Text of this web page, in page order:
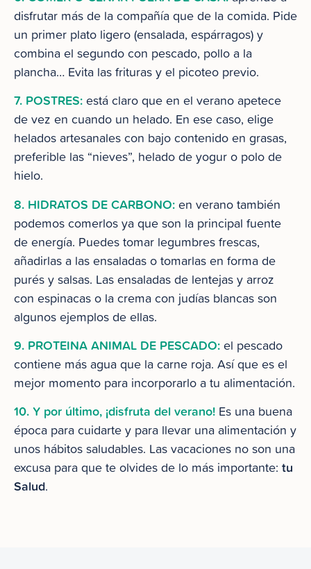
disfrutar más de la compañía que de la comida. Pide
un primer plato ligero (ensalada, espárragos) y
combina el segundo con pescado, pollo a la
plancha… Evita las frituras y el picoteo previo.
7. POSTRES: está claro que en el verano apetece
de vez en cuando un helado. En ese caso, elige
helados artesanales con bajo contenido en grasas,
preferible las “nieves”, helado de yogur o polo de
hielo.
8. HIDRATOS DE CARBONO: en verano también
podemos comerlos ya que son la principal fuente
de energía. Puedes tomar legumbres frescas,
añadirlas a las ensaladas o tomarlas en forma de
purés y salsas. Las ensaladas de lentejas y arroz
con espinacas o la crema con judías blancas son
algunos ejemplos de ellas.
9. PROTEINA ANIMAL DE PESCADO: el pescado
contiene más agua que la carne roja. Así que es el
mejor momento para incorporarlo a tu alimentación.
10. Y por último, ¡disfruta del verano! Es una buena
época para cuidarte y para llevar una alimentación y
unos hábitos saludables. Las vacaciones no son una
excusa para que te olvides de lo más importante: tu
Salud.